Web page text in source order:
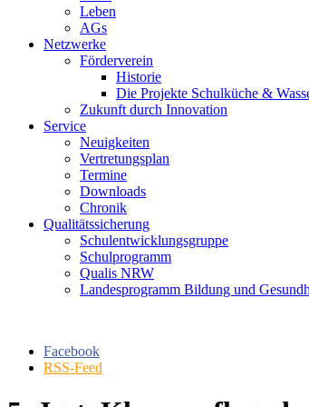
Leben
AGs
Netzwerke
Förderverein
Historie
Die Projekte Schulküche &
Zukunft durch Innovation
Service
Neuigkeiten
Vertretungsplan
Termine
Downloads
Chronik
Qualitätssicherung
Schulentwicklungsgruppe
Schulprogramm
Qualis NRW
Landesprogramm Bildung und
Facebook
RSS-Feed